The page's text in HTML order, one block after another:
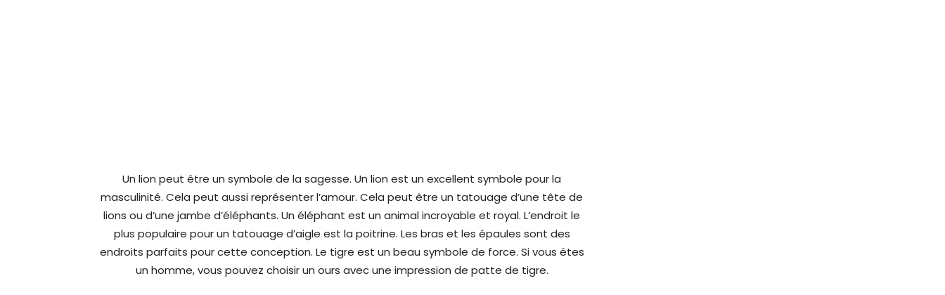
Un lion peut être un symbole de la sagesse. Un lion est un excellent symbole pour la
masculinité. Cela peut aussi représenter l’amour. Cela peut être un tatouage d’une tête de
lions ou d’une jambe d’éléphants. Un éléphant est un animal incroyable et royal. L’endroit le
plus populaire pour un tatouage d’aigle est la poitrine. Les bras et les épaules sont des
endroits parfaits pour cette conception. Le tigre est un beau symbole de force. Si vous êtes
un homme, vous pouvez choisir un ours avec une impression de patte de tigre.